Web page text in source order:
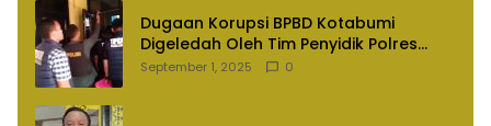
Dugaan Korupsi BPBD Kotabumi
Digeledah Oleh Tim Penyidik Polres
Lampung Utara
September 1, 2025 0